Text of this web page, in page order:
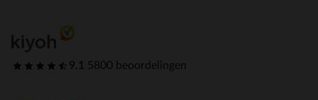
9.1 5800 beoordelingen